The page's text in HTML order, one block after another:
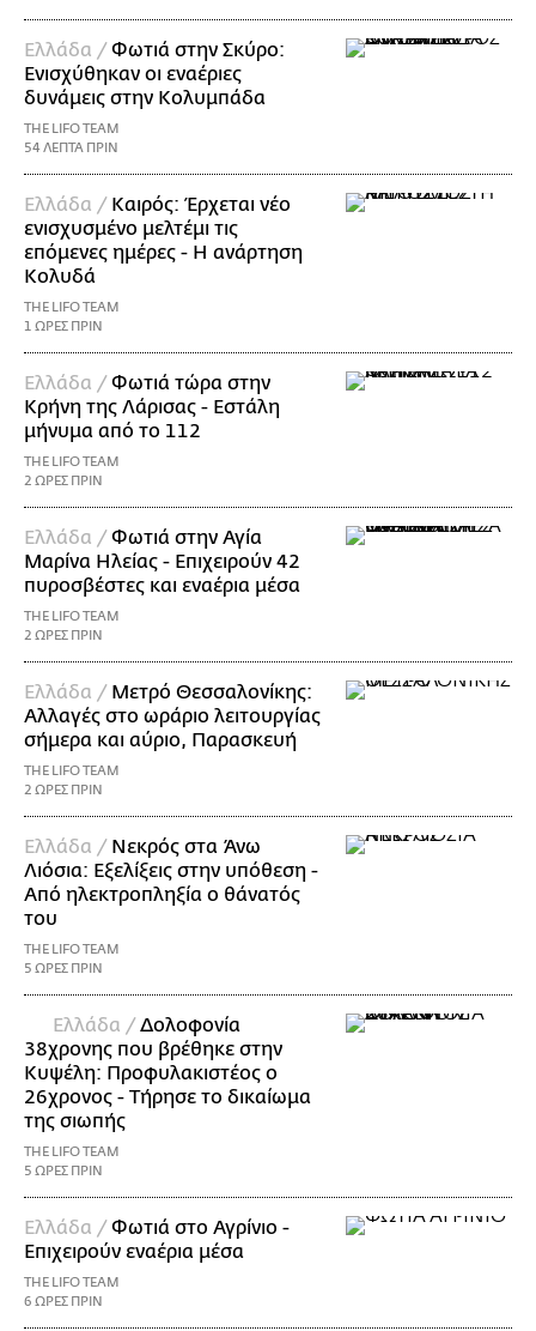
Ελλάδα /Φωτιά στην Σκύρο:
Ενισχύθηκαν οι εναέριες
δυνάμεις στην Κολυμπάδα
THE LIFO TEAM
54 ΛΕΠΤΑ ΠΡΙΝ
Ελλάδα / Καιρός: Έρχεται νέο
ενισχυσμένο μελτέμι τις
επόμενες ημέρες - Η ανάρτηση
Κολυδά
THE LIFO TEAM
1 ΩΡΕΣ ΠΡΙΝ
Ελλάδα /Φωτιά τώρα στην
Κρήνη της Λάρισας - Εστάλη
μήνυμα από το 112
THE LIFO TEAM
2 ΩΡΕΣ ΠΡΙΝ
Ελλάδα /Φωτιά στην Αγία
Μαρίνα Ηλείας - Επιχειρούν 42
πυροσβέστες και εναέρια μέσα
THE LIFO TEAM
2 ΩΡΕΣ ΠΡΙΝ
Ελλάδα / Μετρό Θεσσαλονίκης:
Αλλαγές στο ωράριο λειτουργίας
σήμερα και αύριο, Παρασκευή
THE LIFO TEAM
2 ΩΡΕΣ ΠΡΙΝ
Ελλάδα / Νεκρός στα Άνω
Λιόσια: Εξελίξεις στην υπόθεση -
Από ηλεκτροπληξία ο θάνατός
του
THE LIFO TEAM
5 ΩΡΕΣ ΠΡΙΝ
Ελλάδα /Δολοφονία
38χρονης που βρέθηκε στην
Κυψέλη: Προφυλακιστέος ο
26χρονος - Τήρησε το δικαίωμα
της σιωπής
THE LIFO TEAM
5 ΩΡΕΣ ΠΡΙΝ
Ελλάδα /Φωτιά στο Αγρίνιο -
Επιχειρούν εναέρια μέσα
THE LIFO TEAM
6 ΩΡΕΣ ΠΡΙΝ